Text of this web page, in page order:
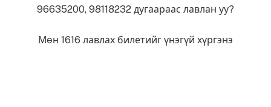
96635200, 98118232 дугаараас лавлан уу?
Мөн 1616 лавлах билетийг үнэгүй хүргэнэ